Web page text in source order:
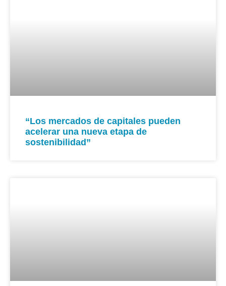
“Los mercados de capitales pueden
acelerar una nueva etapa de
sostenibilidad”